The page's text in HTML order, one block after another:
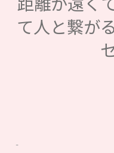
て人と繋が